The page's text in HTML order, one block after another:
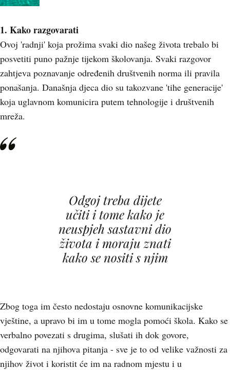
1. Kako razgovarati
Ovoj 'radnji' koja prožima svaki dio našeg života trebalo bi
posvetiti puno pažnje tijekom školovanja. Svaki razgovor
zahtjeva poznavanje određenih društvenih norma ili pravila
ponašanja. Današnja djeca dio su takozvane 'tihe generacije'
koja uglavnom komunicira putem tehnologije i društvenih
mreža.
Odgoj treba dijete
učiti i tome kako je
neuspjeh sastavni dio
života i moraju znati
kako se nositi s njim
Zbog toga im često nedostaju osnovne komunikacijske
vještine, a upravo bi im u tome mogla pomoći škola. Kako se
verbalno povezati s drugima, slušati ih dok govore,
odgovarati na njihova pitanja - sve je to od velike važnosti za
njihov život i koristit će im na radnom mjestu i u